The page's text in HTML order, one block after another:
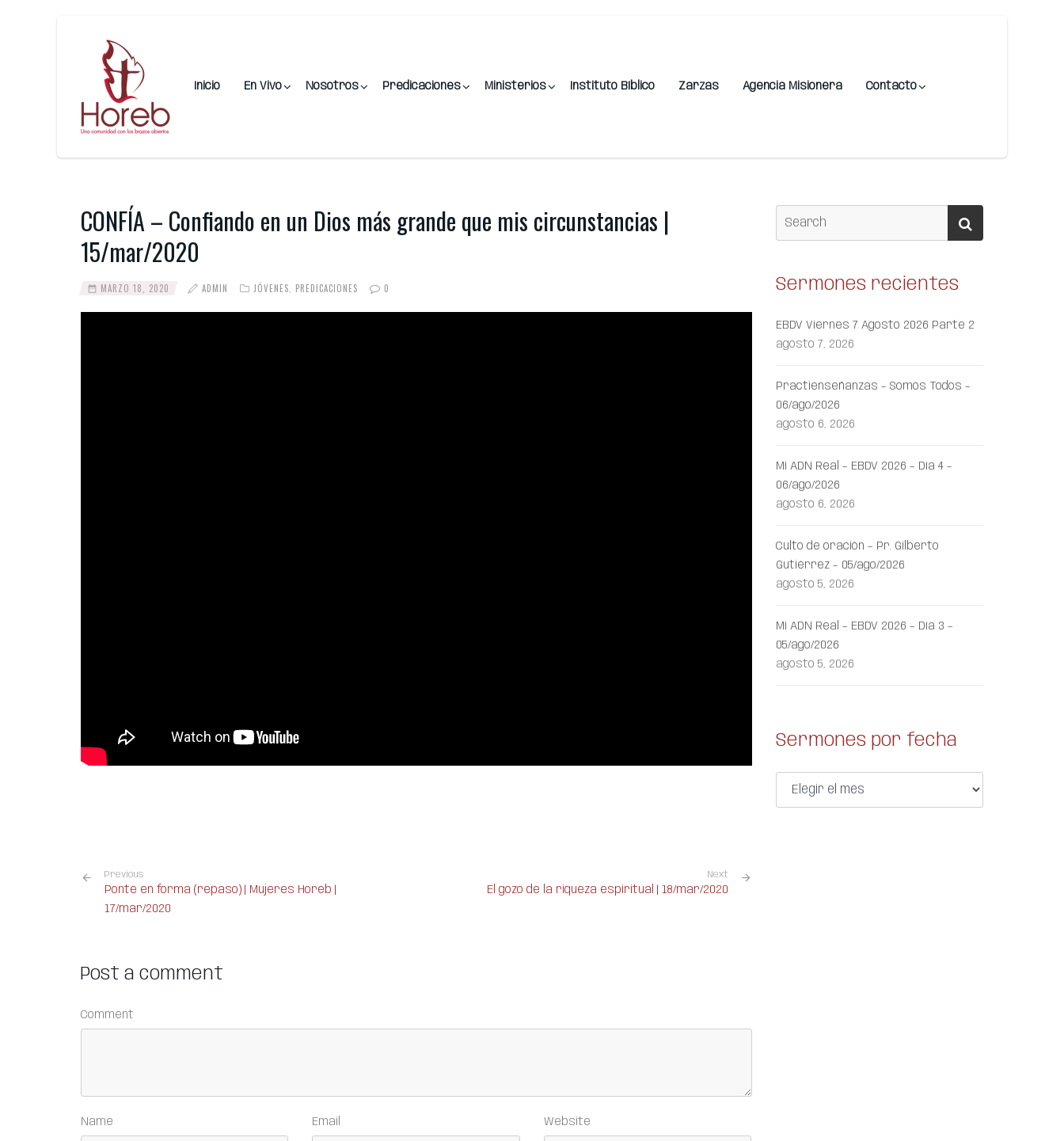
Inicio En Vivo Nosotros Predicaciones Ministerios Instituto Bíblico Zarzas Agencia Misionera Contacto
CONFÍA – Confiando en un Dios más grande que mis circunstancias |
15/mar/2020
MARZO 18, 2020 ADMIN JÓVENES PREDICACIONES 0
Previous
Ponte en forma (repaso) | Mujeres Horeb |
17/mar/2020
Next
El gozo de la riqueza espiritual | 18/mar/2020
Post a comment
Comment
Name Email Website
Sermones recientes
EBDV Viernes 7 Agosto 2026 Parte 2
agosto 7, 2026
Practienseñanzas – Somos Todos –
06/ago/2026
agosto 6, 2026
Mi ADN Real – EBDV 2026 – Día 4 –
06/ago/2026
agosto 6, 2026
Culto de oración – Pr. Gilberto
Gutiérrez – 05/ago/2026
agosto 5, 2026
Mi ADN Real – EBDV 2026 – Día 3 –
05/ago/2026
agosto 5, 2026
Sermones por fecha